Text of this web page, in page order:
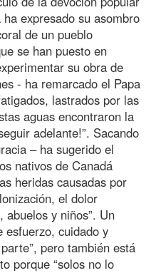
expresado su asombro
de un pueblo
se han puesto en
su obra de
- ha remarcado el Papa
lastrados por las
aguas encontraron la
adelante!”. Sacando
– ha sugerido el
nativos de Canadá
heridas causadas por
el dolor
y niños”. Un
esfuerzo, cuidado y
pero también está
porque “solos no lo